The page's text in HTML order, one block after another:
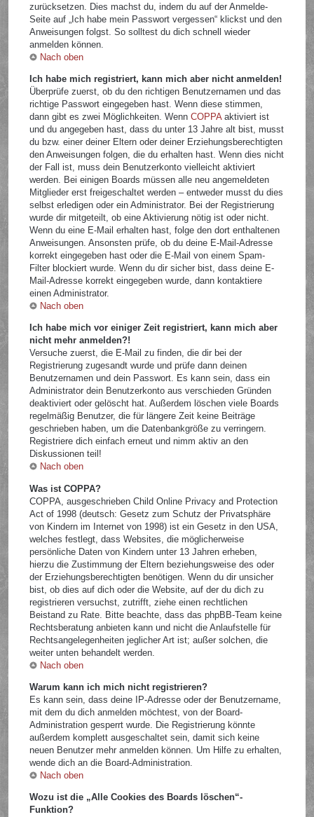
zurücksetzen. Dies machst du, indem du auf der Anmelde-
Seite auf „Ich habe mein Passwort vergessen“ klickst und den
Anweisungen folgst. So solltest du dich schnell wieder
anmelden können.
Nach oben
Ich habe mich registriert, kann mich aber nicht anmelden!
Überprüfe zuerst, ob du den richtigen Benutzernamen und das
richtige Passwort eingegeben hast. Wenn diese stimmen,
dann gibt es zwei Möglichkeiten. WennCOPPAaktiviert ist
und du angegeben hast, dass du unter 13 Jahre alt bist, musst
du bzw. einer deiner Eltern oder deiner Erziehungsberechtigten
den Anweisungen folgen, die du erhalten hast. Wenn dies nicht
der Fall ist, muss dein Benutzerkonto vielleicht aktiviert
werden. Bei einigen Boards müssen alle neu angemeldeten
Mitglieder erst freigeschaltet werden – entweder musst du dies
selbst erledigen oder ein Administrator. Bei der Registrierung
wurde dir mitgeteilt, ob eine Aktivierung nötig ist oder nicht.
Wenn du eine E-Mail erhalten hast, folge den dort enthaltenen
Anweisungen. Ansonsten prüfe, ob du deine E-Mail-Adresse
korrekt eingegeben hast oder die E-Mail von einem Spam-
Filter blockiert wurde. Wenn du dir sicher bist, dass deine E-
Mail-Adresse korrekt eingegeben wurde, dann kontaktiere
einen Administrator.
Nach oben
Ich habe mich vor einiger Zeit registriert, kann mich aber
nicht mehr anmelden?!
Versuche zuerst, die E-Mail zu finden, die dir bei der
Registrierung zugesandt wurde und prüfe dann deinen
Benutzernamen und dein Passwort. Es kann sein, dass ein
Administrator dein Benutzerkonto aus verschieden Gründen
deaktiviert oder gelöscht hat. Außerdem löschen viele Boards
regelmäßig Benutzer, die für längere Zeit keine Beiträge
geschrieben haben, um die Datenbankgröße zu verringern.
Registriere dich einfach erneut und nimm aktiv an den
Diskussionen teil!
Nach oben
Was ist COPPA?
COPPA, ausgeschrieben Child Online Privacy and Protection
Act of 1998 (deutsch: Gesetz zum Schutz der Privatsphäre
von Kindern im Internet von 1998) ist ein Gesetz in den USA,
welches festlegt, dass Websites, die möglicherweise
persönliche Daten von Kindern unter 13 Jahren erheben,
hierzu die Zustimmung der Eltern beziehungsweise des oder
der Erziehungsberechtigten benötigen. Wenn du dir unsicher
bist, ob dies auf dich oder die Website, auf der du dich zu
registrieren versuchst, zutrifft, ziehe einen rechtlichen
Beistand zu Rate. Bitte beachte, dass das phpBB-Team keine
Rechtsberatung anbieten kann und nicht die Anlaufstelle für
Rechtsangelegenheiten jeglicher Art ist; außer solchen, die
weiter unten behandelt werden.
Nach oben
Warum kann ich mich nicht registrieren?
Es kann sein, dass deine IP-Adresse oder der Benutzername,
mit dem du dich anmelden möchtest, von der Board-
Administration gesperrt wurde. Die Registrierung könnte
außerdem komplett ausgeschaltet sein, damit sich keine
neuen Benutzer mehr anmelden können. Um Hilfe zu erhalten,
wende dich an die Board-Administration.
Nach oben
Wozu ist die „Alle Cookies des Boards löschen“-
Funktion?